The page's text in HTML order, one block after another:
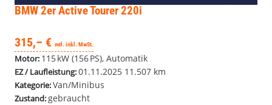
BMW 2er Active Tourer220i
315,– € mtl. inkl. MwSt.
Motor: 115 kW (156 PS), Automatik
EZ / Laufleistung:01.11.2025 11.507 km
Kategorie:Van/Minibus
Zustand:gebraucht